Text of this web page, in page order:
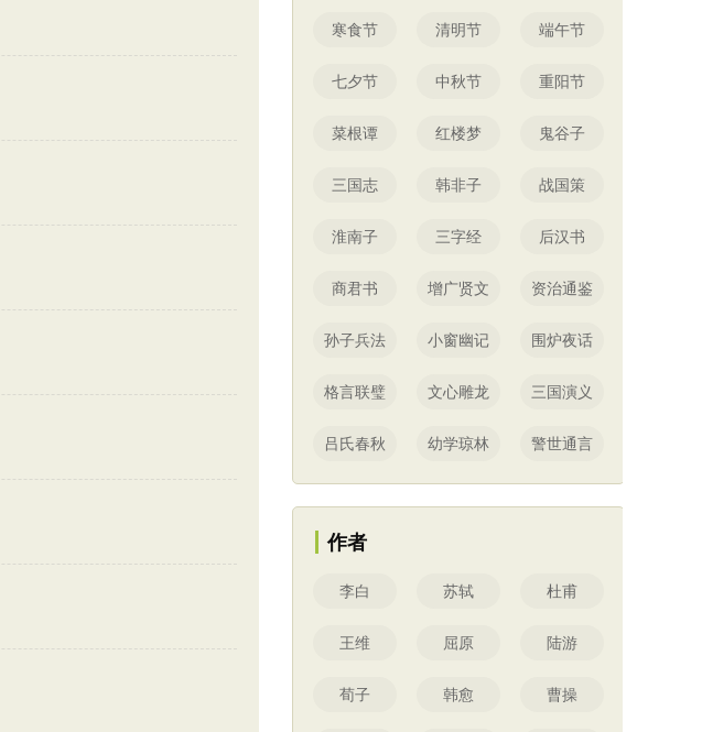
寒食节 清明节 端午节
七夕节 中秋节 重阳节
菜根谭 红楼梦 鬼谷子
三国志 韩非子 战国策
淮南子 三字经 后汉书
商君书 增广贤文 资治通鉴
孙子兵法 小窗幽记 围炉夜话
格言联璧 文心雕龙 三国演义
吕氏春秋 幼学琼林 警世通言
作者
李白 苏轼 杜甫
王维 屈原 陆游
荀子 韩愈 曹操